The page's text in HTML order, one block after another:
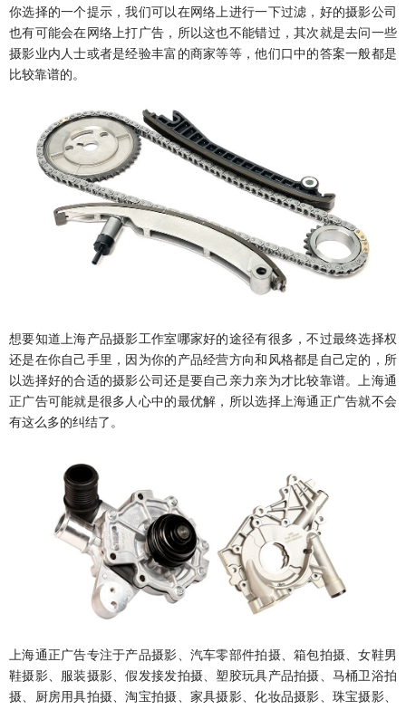
你选择的一个提示，我们可以在网络上进行一下过滤，好的摄影公司
也有可能会在网络上打广告，所以这也不能错过，其次就是去问一些
摄影业内人士或者是经验丰富的商家等等，他们口中的答案一般都是
比较靠谱的。
想要知道上海产品摄影工作室哪家好的途径有很多，不过最终选择权
还是在你自己手里，因为你的产品经营方向和风格都是自己定的，所
以选择好的合适的摄影公司还是要自己亲力亲为才比较靠谱。上海通
正广告可能就是很多人心中的最优解，所以选择上海通正广告就不会
有这么多的纠结了。
上海通正广告专注于产品摄影、汽车零部件拍摄、箱包拍摄、女鞋男
鞋摄影、服装摄影、假发接发拍摄、塑胶玩具产品拍摄、马桶卫浴拍
摄、厨房用具拍摄、淘宝拍摄、家具摄影、化妆品摄影、珠宝摄影、